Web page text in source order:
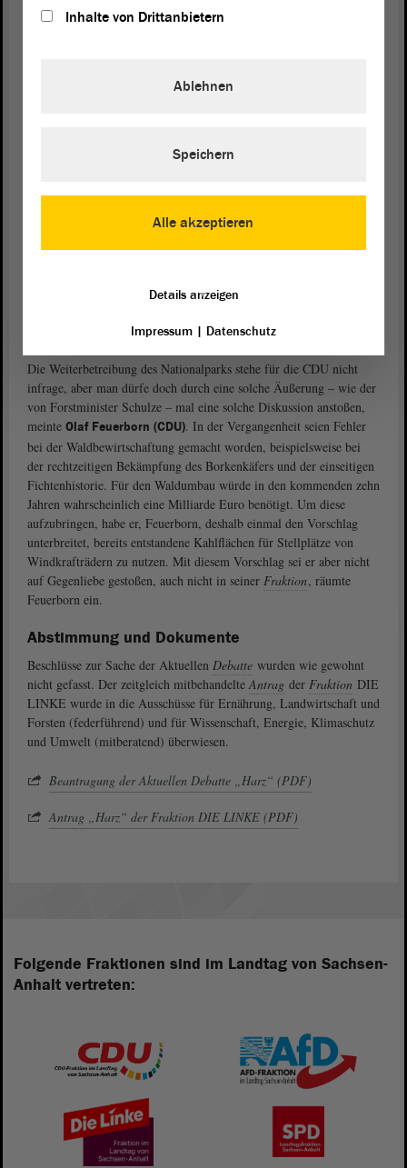
Das länderübergreifende Naturschutzprojekt Harz sei zu verteidigen,
Einfluss auf die Geschicke des Nationalparks ausgeübt werde.
Nationalparkgesetz des Landes bilde den Rahmen, der heute noch
Sie bitte genau, welche Auswirkungen solche Äußerungen haben
und welches Licht diese auf unser Land werfen.“ Ein Ausstieg aus
Waldumbau kostet eine Milliarde Euro
Die Weiterbetreibung des Nationalparks stehe für die CDU nicht
infrage, aber man dürfe doch durch eine solche Äußerung – wie der
von Forstminister Schulze – mal eine solche Diskussion anstoßen,
meinte Olaf Feuerborn (CDU). In der Vergangenheit seien Fehler
bei der Waldbewirtschaftung gemacht worden, beispielsweise bei
der rechtzeitigen Bekämpfung des Borkenkäfers und der einseitigen
Fichtenhistorie. Für den Waldumbau würde in den kommenden zehn
Jahren wahrscheinlich eine Milliarde Euro benötigt. Um diese
aufzubringen, habe er, Feuerborn, deshalb einmal den Vorschlag
unterbreitet, bereits entstandene Kahlflächen für Stellplätze von
Windkrafträdern zu nutzen. Mit diesem Vorschlag sei er aber nicht
auf Gegenliebe gestoßen, auch nicht in seiner Fraktion, räumte
Feuerborn ein.
Abstimmung und Dokumente
Beschlüsse zur Sache der Aktuellen Debatte wurden wie gewohnt
nicht gefasst. Der zeitgleich mitbehandelteAntrag der Fraktion DIE
LINKE wurde in die Ausschüsse für Ernährung, Landwirtschaft und
Forsten (federführend) und für Wissenschaft, Energie, Klimaschutz
und Umwelt (mitberatend) überwiesen.
Beantragung der Aktuellen Debatte „Harz“ (PDF)
Antrag „Harz“ der Fraktion DIE LINKE (PDF)
Folgende Fraktionen sind im Landtag von Sachsen-
Anhalt vertreten:
Inhalte von Drittanbietern
Alle akzeptieren
Ablehnen
Speichern
Details anzeigen
Impressum| Datenschutz